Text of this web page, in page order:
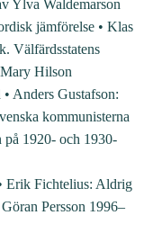
Ylva Waldemarson
jämförelse • Klas
Välfärdsstatens
Hilson
Anders Gustafson:
kommunisterna
1920- och 1930-
Erik Fichtelius: Aldrig
Persson 1996–